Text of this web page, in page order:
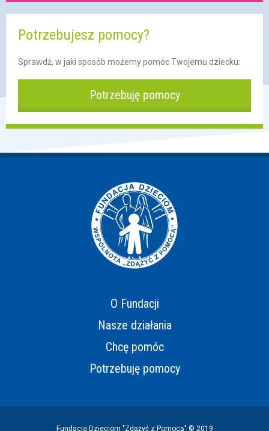
Potrzebujesz pomocy?
Sprawdź, w jaki sposób możemy pomóc Twojemu dziecku:
Potrzebuję pomocy
O Fundacji
Nasze działania
Chcę pomóc
Potrzebuję pomocy
Fundacja Dzieciom "Zdążyć z Pomocą" © 2019